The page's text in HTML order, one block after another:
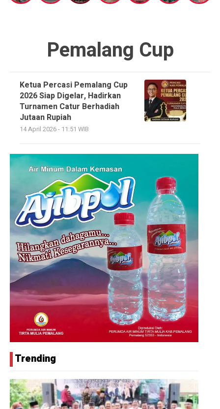
Pemalang Cup
Ketua Percasi Pemalang Cup
2026 Siap Digelar, Hadirkan
Turnamen Catur Berhadiah
Jutaan Rupiah
14 April 2026 - 11:51 WIB
Trending